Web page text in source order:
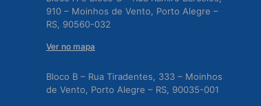
910 – Moinhos de Vento, Porto Alegre –
RS, 90560-032
Ver no mapa
Bloco B – Rua Tiradentes, 333 – Moinhos
de Vento, Porto Alegre – RS, 90035-001